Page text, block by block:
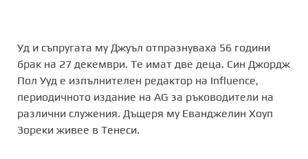
Уд и съпругата му Джуъл отпразнуваха 56 години
брак на 27 декември. Те имат две деца. Син Джордж
Пол Ууд е изпълнителен редактор на Influence,
периодичното издание на AG за ръководители на
различни служения. Дъщеря му Еванджелин Хоуп
Зореки живее в Тенеси.